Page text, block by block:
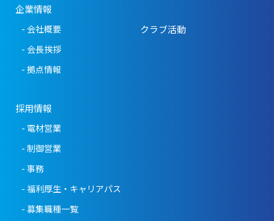
企業情報
- 会社概要
- 会長挨拶
- 拠点情報
クラブ活動
採用情報
- 電材営業
- 制御営業
- 事務
- 福利厚生・キャリアパス
- 募集職種一覧